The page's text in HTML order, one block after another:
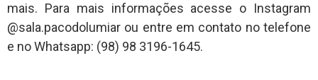
mais. Para mais informações acesse o Instagram
@sala.pacodolumiar ou entre em contato no telefone
e no Whatsapp: (98) 98 3196-1645.